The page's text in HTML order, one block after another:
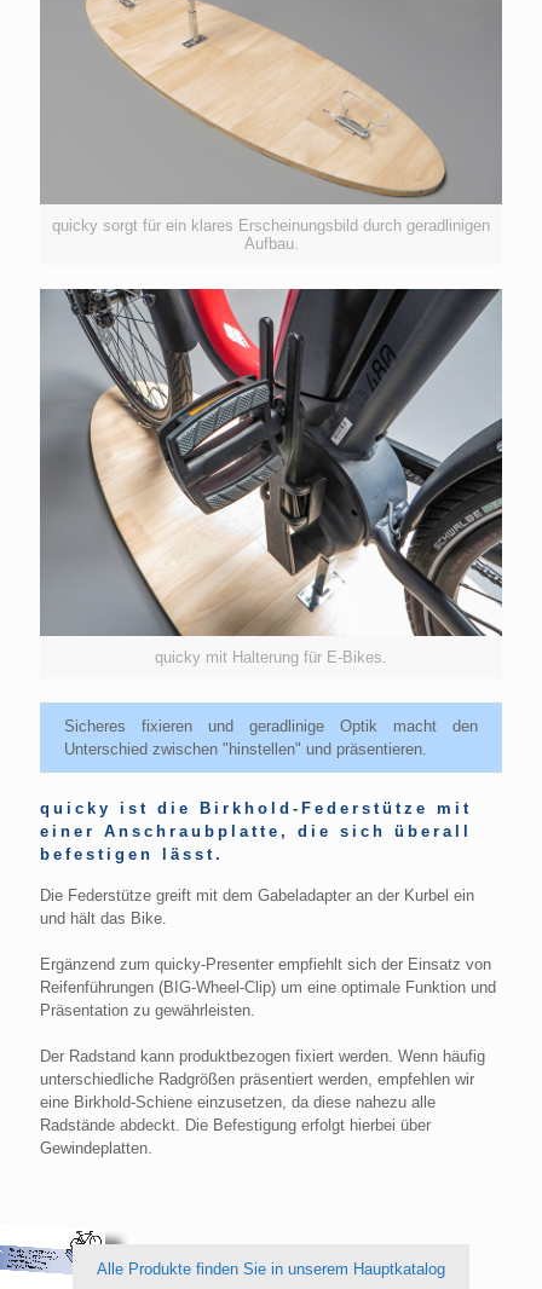
quicky sorgt für ein klares Erscheinungsbild durch geradlinigen
Aufbau.
quicky mit Halterung für E-Bikes.
Sicheres fixieren und geradlinige Optik macht den
Unterschied zwischen "hinstellen" und präsentieren.
quicky ist die Birkhold-Federstütze mit
einer Anschraubplatte, die sich überall
befestigen lässt.
Die Federstütze greift mit dem Gabeladapter an der Kurbel ein
und hält das Bike.
Ergänzend zum quicky-Presenter empfiehlt sich der Einsatz von
Reifenführungen (BIG-Wheel-Clip) um eine optimale Funktion und
Präsentation zu gewährleisten.
Der Radstand kann produktbezogen fixiert werden. Wenn häufig
unterschiedliche Radgrößen präsentiert werden, empfehlen wir
eine Birkhold-Schiene einzusetzen, da diese nahezu alle
Radstände abdeckt. Die Befestigung erfolgt hierbei über
Gewindeplatten.
Alle Produkte finden Sie in unserem Hauptkatalog